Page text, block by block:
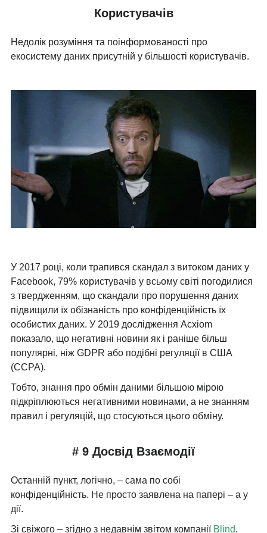
Користувачів
Недолік розуміння та поінформованості про
екосистему даних присутній у більшості користувачів.
У 2017 році, коли трапився скандал з витоком даних у
Facebook, 79% користувачів у всьому світі погодилися
з твердженням, що скандали про порушення даних
підвищили їх обізнаність про конфіденційність їх
особистих даних. У 2019 дослідження Acxiom
показало, що негативні новини як і раніше більш
популярні, ніж GDPR або подібні регуляції в США
(CCPA).
Тобто, знання про обмін даними більшою мірою
підкріплюються негативними новинами, а не знанням
правил і регуляцій, що стосуються цього обміну.
# 9 Досвід Взаємодії
Останній пункт, логічно, – сама по собі
конфіденційність. Не просто заявлена ​​на папері – а у
дії.
Зі свіжого – згідно з недавнім звітом компанії Blind,